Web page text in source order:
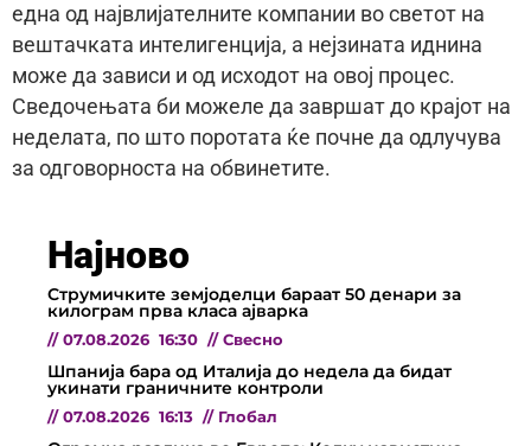
една од највлијателните компании во светот на
вештачката интелигенција, а нејзината иднина
може да зависи и од исходот на овој процес.
Сведочењата би можеле да завршат до крајот на
неделата, по што поротата ќе почне да одлучува
за одговорноста на обвинетите.
Најново
Струмичките земјоделци бараат 50 денари за
килограм прва класа ајварка
// 07.08.2026 16:30 // Свесно
Шпанија бара од Италија до недела да бидат
укинати граничните контроли
// 07.08.2026 16:13 // Глобал